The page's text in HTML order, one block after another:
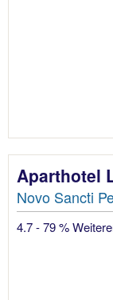
Aparthotel
Novo Sancti
4.7 - 79 %